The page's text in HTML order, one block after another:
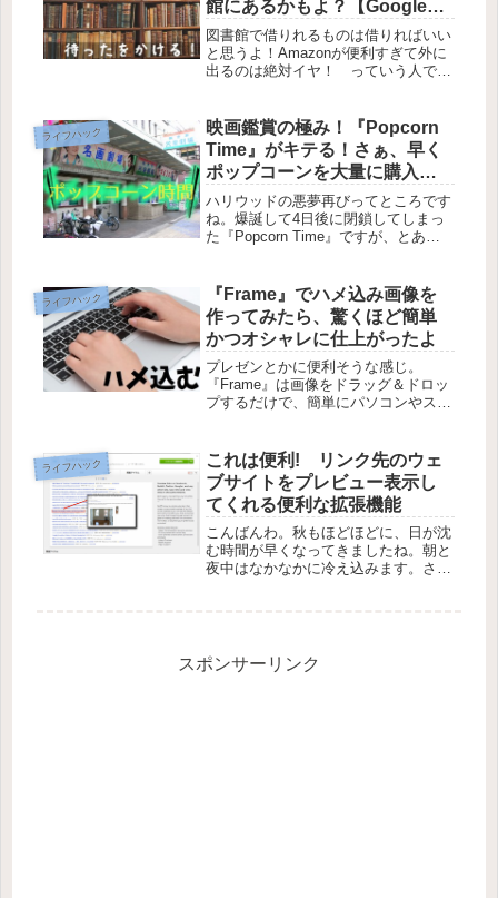
館にあるかもよ？【Google
Chrome】
図書館で借りれるものは借りればいい
と思うよ！Amazonが便利すぎて外に
出るのは絶対イヤ！ っていう人でも
書館にあります』ですよ。自分の住ん
でいる地域の図書館を設定しておく...
ライフハック
映画鑑賞の極み！『Popcorn
Time』がキテる！さぁ、早く
ポップコーンを大量に購入す
る準備を進めるんだ！
ハリウッドの悪夢再びってところです
ね。爆誕して4日後に閉鎖してしまっ
た『Popcorn Time』ですが、とある
バイスで楽しむことができるフォーク
が登場しました。
ライフハック
『Frame』でハメ込み画像を
作ってみたら、驚くほど簡単
かつオシャレに仕上がったよ
プレゼンとかに便利そうな感じ。
『Frame』は画像をドラッグ＆ドロッ
プするだけで、簡単にパソコンやスマ
です。このサービスをうまく使えばプ
レゼンテーションやポスターなんかの
制...
ライフハック
これは便利! リンク先のウェ
ブサイトをプレビュー表示し
てくれる便利な拡張機能
こんばんわ。秋もほどほどに、日が沈
む時間が早くなってきましたね。朝と
夜中はなかなかに冷え込みます。さて
スポンサーリンク